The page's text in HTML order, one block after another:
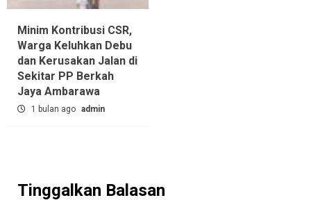
Minim Kontribusi CSR,
Warga Keluhkan Debu
dan Kerusakan Jalan di
Sekitar PP Berkah
Jaya Ambarawa‎
1 bulan ago admin
Tinggalkan Balasan